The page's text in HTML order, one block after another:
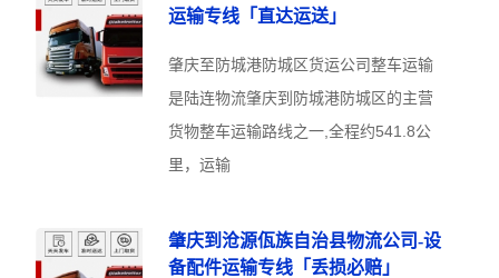
运输专线「直达运送」
肇庆至防城港防城区货运公司整车运输
是陆连物流肇庆到防城港防城区的主营
货物整车运输路线之一,全程约541.8公
里，运输
肇庆到沧源佤族自治县物流公司-设
备配件运输专线「丢损必赔」